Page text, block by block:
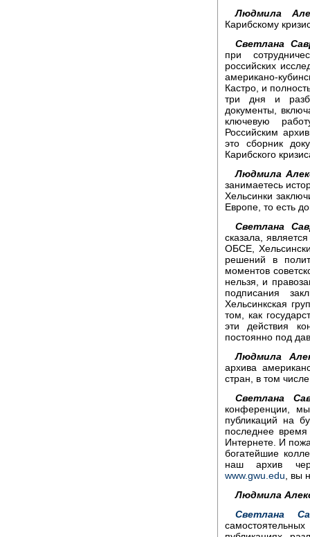
Людмила
Карибскому
Светлана
при
российских
американо-
Кастро, и
три дня и
документы,
ключевую
Российским
это сборник
Карибского
Людмила
занимаетесь
Хельсинки
Европе, то есть
Светлана
сказала,
ОБСЕ,
решений в
моментов
нельзя, и
подписания
Хельсинкская
том, как
эти действия
постоянно под
Людмила
архива
стран, в том
Светлана
конференции,
публикаций на
последнее
Интернете. И
богатейшие
наш архив
www.gwu.edu , вы
Людмила
Светлана